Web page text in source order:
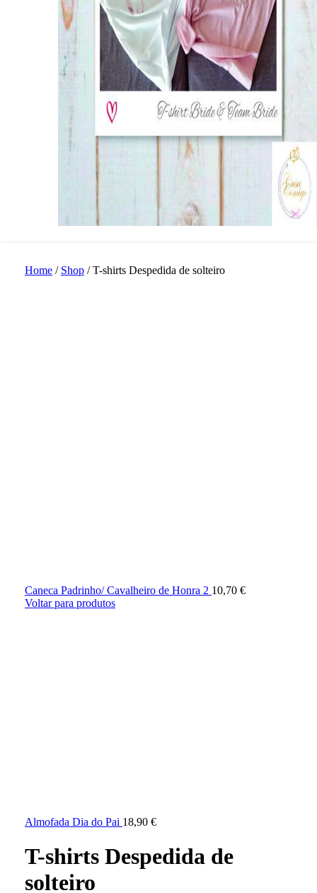
Home / Shop /T-shirts Despedida de solteiro
Caneca Padrinho/ Cavalheiro de Honra 2 10,70 €
Voltar para produtos
Almofada Dia do Pai 18,90 €
T-shirts Despedida de
solteiro